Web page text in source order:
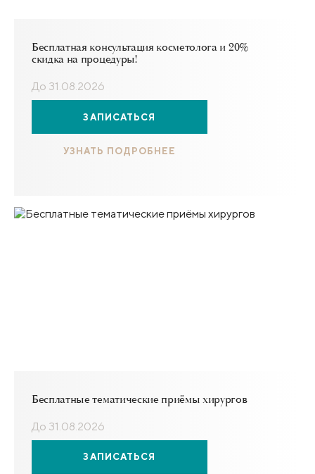
Бесплатная консультация косметолога и 20%
скидка на процедуры!
До 31.08.2026
ЗАПИСАТЬСЯ
УЗНАТЬ ПОДРОБНЕЕ
Бесплатные тематические приёмы хирургов
До 31.08.2026
ЗАПИСАТЬСЯ